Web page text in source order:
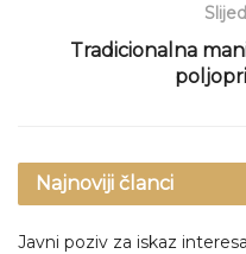
Tradicionalna
Najnoviji članci
Javni poziv za iskaz